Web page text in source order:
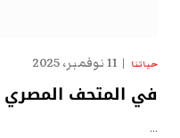
حياتنا 11 نوفمبر، 2025
في المتحف المصري
…